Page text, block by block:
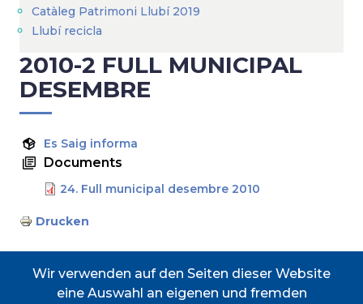
Catàleg Patrimoni Llubí 2019
Llubí recicla
2010-2 FULL MUNICIPAL
DESEMBRE
Es Saig informa
Documents
24. Full municipal desembre 2010
Drucken
Wir verwenden auf den Seiten dieser Website
eine Auswahl an eigenen und fremden